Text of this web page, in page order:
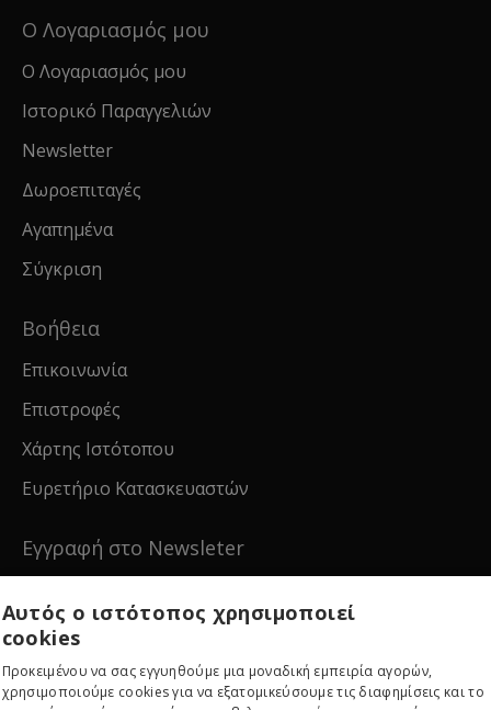
Ο Λογαριασμός μου
Ο Λογαριασμός μου
Ιστορικό Παραγγελιών
Newsletter
Δωροεπιταγές
Αγαπημένα
Σύγκριση
Βοήθεια
Επικοινωνία
Επιστροφές
Χάρτης Ιστότοπου
Ευρετήριο Κατασκευαστών
Εγγραφή στο Newsleter
Εγγραφείτε για νέα και ειδικές προσφορές!
Αυτός ο ιστότοπος χρησιμοποιεί
cookies
Προκειμένου να σας εγγυηθούμε μια μοναδική εμπειρία αγορών,
χρησιμοποιούμε cookies για να εξατομικεύσουμε τις διαφημίσεις και το